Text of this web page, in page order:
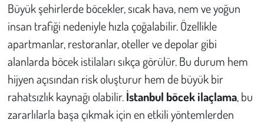
Büyük şehirlerde böcekler, sıcak hava, nem ve yoğun
insan trafiği nedeniyle hızla çoğalabilir. Özellikle
apartmanlar, restoranlar, oteller ve depolar gibi
alanlarda böcek istilaları sıkça görülür. Bu durum hem
hijyen açısından risk oluşturur hem de büyük bir
rahatsızlık kaynağı olabilir.İstanbul böcek ilaçlama, bu
zararlılarla başa çıkmak için en etkili yöntemlerden
Bilim - Teknoloji
İnsan Hakları
Hayvan Hakları
Çevre